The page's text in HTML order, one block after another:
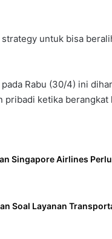
untuk bisa
Rabu (30/4) ini
pribadi ketika berangkat
Singapore Airlines
Soal Layanan